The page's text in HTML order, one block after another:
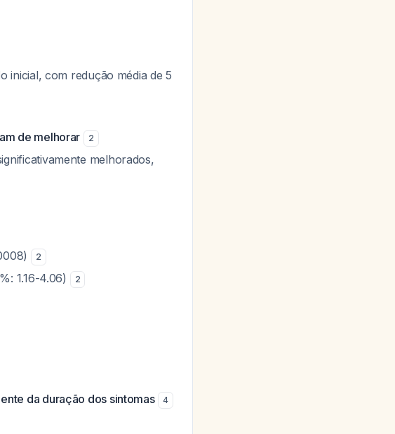
inicial, com redução média de 5
de melhorar 2
melhorados,
2
1.16-4.06) 2
da duração dos sintomas 4